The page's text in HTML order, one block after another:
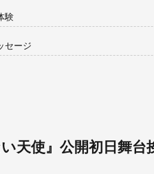
験
セージ
天使』公開初日舞台